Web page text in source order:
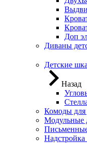
Доп
Диваны
Детские
Назад
Комоды для
Модульные
Надстройка